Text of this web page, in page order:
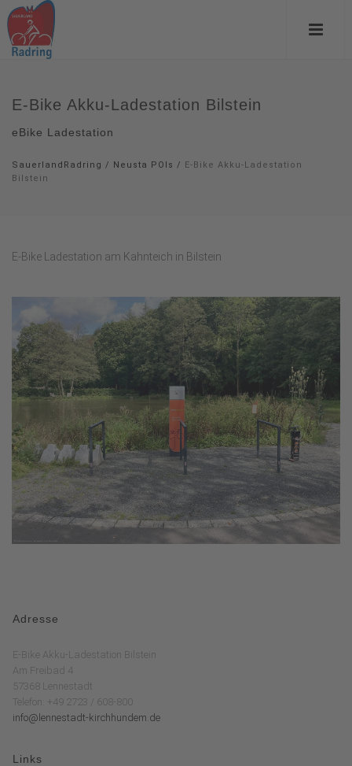
E-Bike Akku-Ladestation Bilstein
eBike Ladestation
SauerlandRadring / Neusta POIs / E-Bike Akku-Ladestation
Bilstein
E-Bike Ladestation am Kahnteich in Bilstein
Adresse
E-Bike Akku-Ladestation Bilstein
Am Freibad 4
57368 Lennestadt
Telefon: +49 2723 / 608-800
info@lennestadt-kirchhundem.de
Links